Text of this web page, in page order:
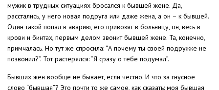
мужик в трудных ситуациях бросался к бывшей жене. Да,
расстались, у него новая подруга или даже жена, а он – к бывшей.
Один такой попал в аварию, его привозят в больницу, он, весь в
крови и бинтах, первым делом звонит бывшей жене. Та, конечно,
примчалась. Но тут же спросила: “А почему ты своей подружке не
позвонил?”. Тот растерялся: “Я сразу о тебе подумал”.
Бывших жен вообще не бывает, если честно. И что за гнусное
слово “бывшая”? Это почти то же самое, как сказать: моя бывшая